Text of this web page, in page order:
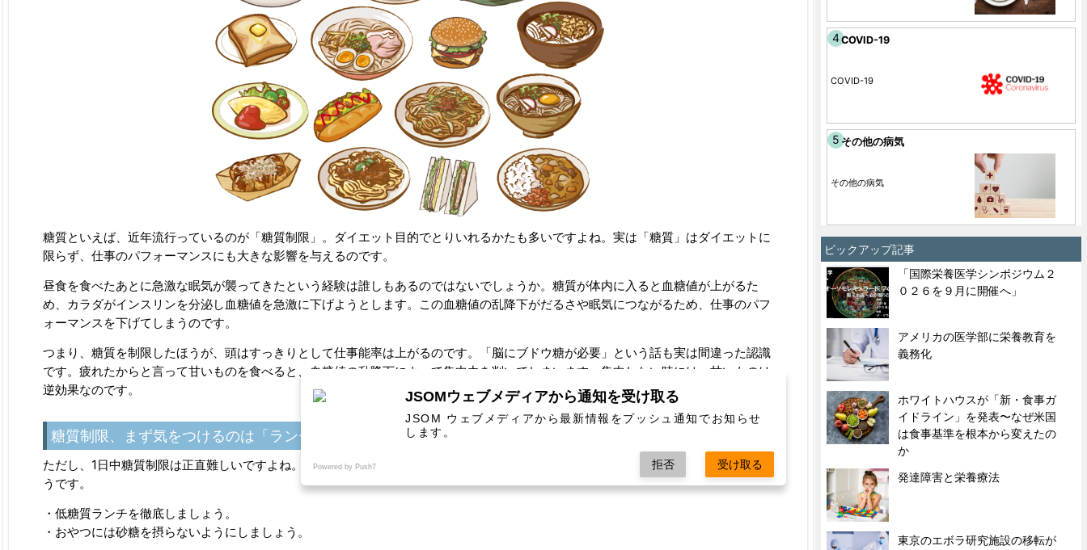
糖質といえば、近年流行っているのが「糖質制限」。ダイエット目的でとりいれるかたも多いですよね。実は「糖質」はダイエットに
限らず、仕事のパフォーマンスにも大きな影響を与えるのです。
昼食を食べたあとに急激な眠気が襲ってきたという経験は誰しもあるのではないでしょうか。糖質が体内に入ると血糖値が上がるた
め、カラダがインスリンを分泌し血糖値を急激に下げようとします。この血糖値の乱降下がだるさや眠気につながるため、仕事のパフ
ォーマンスを下げてしまうのです。
つまり、糖質を制限したほうが、頭はすっきりとして仕事能率は上がるのです。「脳にブドウ糖が必要」という話も実は間違った認識
です。疲れたからと言って甘いものを食べると、血糖値の乱降下によって集中力を削いでしまいます。集中したい時には、甘いものは
逆効果なのです。
糖質制限、まず気をつけるのは「ランチ」と「おやつ」
ただし、1日中糖質制限は正直難しいですよね。仕事のパフォーマンスを上げるために、まずは２つだけ気をつけるのがオススメだそ
うです。
・低糖質ランチを徹底しましょう。
・おやつには砂糖を摂らないようにしましょう。
COVID-19
COVID-19
その他の病気
その他の病気
ピックアップ記事
「国際栄養医学シンポジウム２
０２６を９月に開催へ」
アメリカの医学部に栄養教育を
義務化
ホワイトハウスが「新・食事ガ
イドライン」を発表〜なぜ米国
は食事基準を根本から変えたの
か
発達障害と栄養療法
東京のエボラ研究施設の移転が
JSOMウェブメディアから通知を受け取る
JSOM ウェブメディアから最新情報をプッシュ通知でお知らせ
します。
Powered by Push7 拒否 受け取る